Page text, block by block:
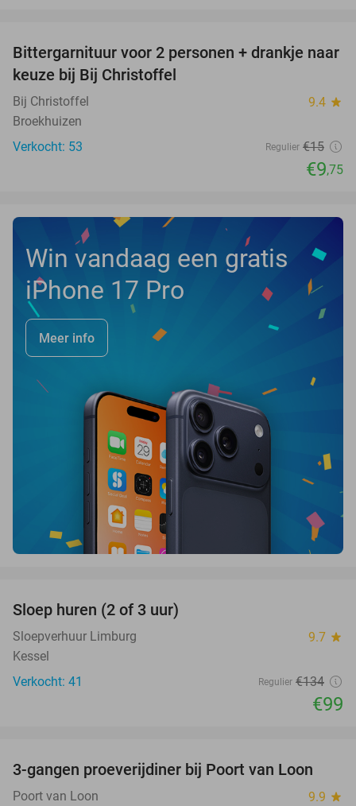
35%
Bittergarnituur voor 2 personen + drankje naar
keuze bij Bij Christoffel
Bij Christoffel 9.4 star
Broekhuizen
Verkocht: 53
Regulier €15
€9,75
Win vandaag een gratis
iPhone 17 Pro
Meer info
Sloep huren (2 of 3 uur)
Sloepverhuur Limburg 9.7 star
Kessel
Verkocht: 41
Regulier €134
€99
31%
3-gangen proeverijdiner bij Poort van Loon
Poort van Loon 9.9 star